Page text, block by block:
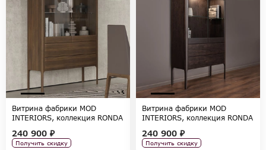
Витрина фабрики MOD
INTERIORS, коллекция RONDA
240 900 ₽
Получить скидку
Витрина фабрики MOD
INTERIORS, коллекция RONDA
240 900 ₽
Получить скидку